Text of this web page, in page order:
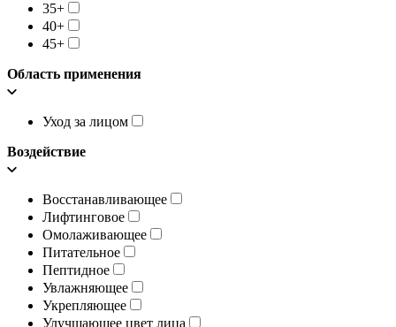
35+
40+
45+
Область применения
Уход за лицом
Воздействие
Восстанавливающее
Лифтинговое
Омолаживающее
Питательное
Пептидное
Увлажняющее
Укрепляющее
Улучшающее цвет лица